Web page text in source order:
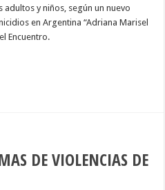
y niños, según un nuevo
en Argentina “Adriana Marisel
Encuentro.
DE VIOLENCIAS DE